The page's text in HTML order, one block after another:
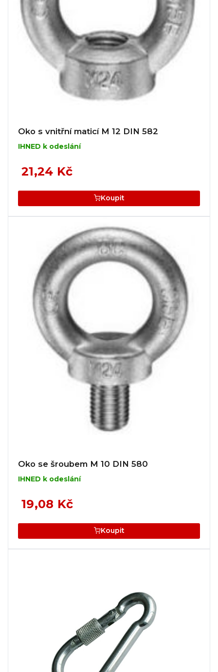
Oko s vnitřní maticí M 12 DIN 582
IHNED k odeslání
21,24 Kč
Koupit
Oko se šroubem M 10 DIN 580
IHNED k odeslání
19,08 Kč
Koupit